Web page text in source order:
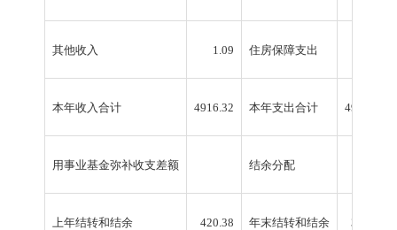
其他收入 1.09 住房保障支出
本年收入合计 4916.32 本年支出合计 4938.83
用事业基金弥补收支差额 结余分配
上年结转和结余 420.38 年末结转和结余 397.87